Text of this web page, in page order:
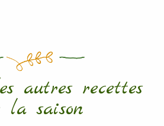
autres recettes
la saison